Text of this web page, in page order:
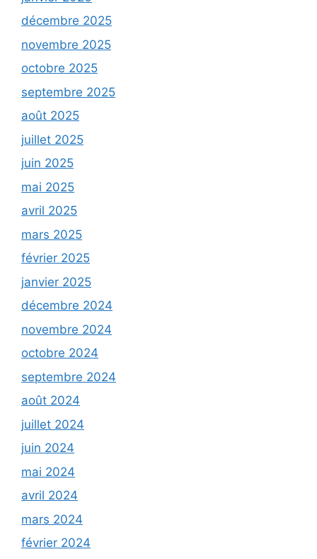
décembre 2025
novembre 2025
octobre 2025
septembre 2025
août 2025
juillet 2025
juin 2025
mai 2025
avril 2025
mars 2025
février 2025
janvier 2025
décembre 2024
novembre 2024
octobre 2024
septembre 2024
août 2024
juillet 2024
juin 2024
mai 2024
avril 2024
mars 2024
février 2024